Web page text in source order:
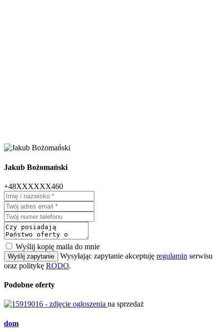
Jakub Bożomański
+48XXXXXX460
Wyślij kopię maila do mnie
Wyślij zapytanie Wysyłając zapytanie akceptuję regulamin serwisu
oraz politykę RODO.
Podobne oferty
na sprzedaż
dom